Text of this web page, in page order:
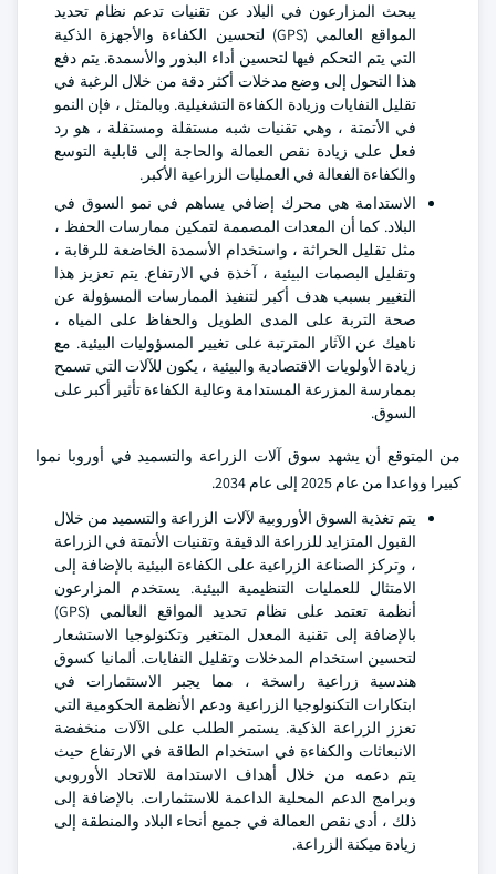
يبحث المزارعون في البلاد عن تقنيات تدعم نظام تحديد
المواقع العالمي (GPS) لتحسين الكفاءة والأجهزة الذكية
التي يتم التحكم فيها لتحسين أداء البذور والأسمدة. يتم دفع
هذا التحول إلى وضع مدخلات أكثر دقة من خلال الرغبة في
تقليل النفايات وزيادة الكفاءة التشغيلية. وبالمثل ، فإن النمو
في الأتمتة ، وهي تقنيات شبه مستقلة ومستقلة ، هو رد
فعل على زيادة نقص العمالة والحاجة إلى قابلية التوسع
والكفاءة الفعالة في العمليات الزراعية الأكبر.
الاستدامة هي محرك إضافي يساهم في نمو السوق في
البلاد. كما أن المعدات المصممة لتمكين ممارسات الحفظ ،
مثل تقليل الحراثة ، واستخدام الأسمدة الخاضعة للرقابة ،
وتقليل البصمات البيئية ، آخذة في الارتفاع. يتم تعزيز هذا
التغيير بسبب هدف أكبر لتنفيذ الممارسات المسؤولة عن
صحة التربة على المدى الطويل والحفاظ على المياه ،
ناهيك عن الآثار المترتبة على تغيير المسؤوليات البيئية. مع
زيادة الأولويات الاقتصادية والبيئية ، يكون للآلات التي تسمح
بممارسة المزرعة المستدامة وعالية الكفاءة تأثير أكبر على
السوق.
من المتوقع أن يشهد سوق آلات الزراعة والتسميد في أوروبا نموا
كبيرا وواعدا من عام 2025 إلى عام 2034.
يتم تغذية السوق الأوروبية لآلات الزراعة والتسميد من خلال
القبول المتزايد للزراعة الدقيقة وتقنيات الأتمتة في الزراعة
، وتركز الصناعة الزراعية على الكفاءة البيئية بالإضافة إلى
الامتثال للعمليات التنظيمية البيئية. يستخدم المزارعون
أنظمة تعتمد على نظام تحديد المواقع العالمي (GPS)
بالإضافة إلى تقنية المعدل المتغير وتكنولوجيا الاستشعار
لتحسين استخدام المدخلات وتقليل النفايات. ألمانيا كسوق
هندسية زراعية راسخة ، مما يجبر الاستثمارات في
ابتكارات التكنولوجيا الزراعية ودعم الأنظمة الحكومية التي
تعزز الزراعة الذكية. يستمر الطلب على الآلات منخفضة
الانبعاثات والكفاءة في استخدام الطاقة في الارتفاع حيث
يتم دعمه من خلال أهداف الاستدامة للاتحاد الأوروبي
وبرامج الدعم المحلية الداعمة للاستثمارات. بالإضافة إلى
ذلك ، أدى نقص العمالة في جميع أنحاء البلاد والمنطقة إلى
زيادة ميكنة الزراعة.